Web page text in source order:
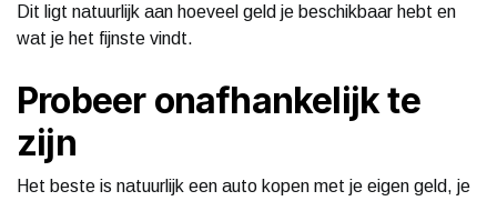
Dit ligt natuurlijk aan hoeveel geld je beschikbaar hebt en
wat je het fijnste vindt.
Probeer onafhankelijk te
zijn
Het beste is natuurlijk een auto kopen met je eigen geld, je